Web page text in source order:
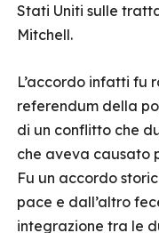
Stati Uniti sulle
Mitchell.
L’accordo infatti fu
referendum della
di un conflitto che
che aveva causato
Fu un accordo
pace e dall’altro
integrazione tra le